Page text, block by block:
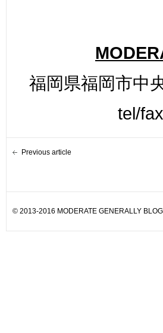
福岡県福岡市中
tel/
Previous article
© 2013-2016 MODERATE GENERALLY